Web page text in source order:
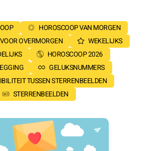
HOROSCOOP VAN MORGEN
OVERMORGEN
WEKELIJKS
HOROSCOOP 2026
GELUKSNUMMERS
TUSSEN STERRENBEELDEN
STERRENBEELDEN